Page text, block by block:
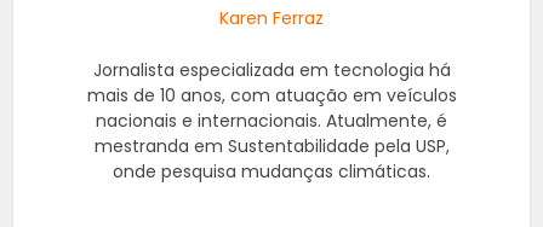
Karen Ferraz
Jornalista especializada em tecnologia há
mais de 10 anos, com atuação em veículos
nacionais e internacionais. Atualmente, é
mestranda em Sustentabilidade pela USP,
onde pesquisa mudanças climáticas.